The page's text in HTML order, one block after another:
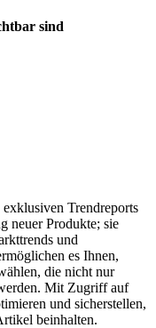
sind
exklusiven Trendreports
neuer Produkte; sie
und
es Ihnen,
die nicht nur
Mit Zugriff auf
und sicherstellen,
beinhalten.